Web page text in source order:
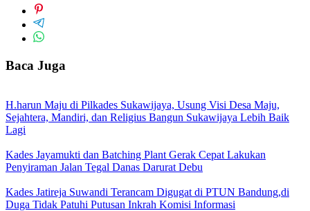
Baca Juga
H.harun Maju di Pilkades Sukawijaya, Usung Visi Desa Maju,
Sejahtera, Mandiri, dan Religius Bangun Sukawijaya Lebih Baik
Lagi
Kades Jayamukti dan Batching Plant Gerak Cepat Lakukan
Penyiraman Jalan Tegal Danas Darurat Debu
Kades Jatireja Suwandi Terancam Digugat di PTUN Bandung,di
Duga Tidak Patuhi Putusan Inkrah Komisi Informasi